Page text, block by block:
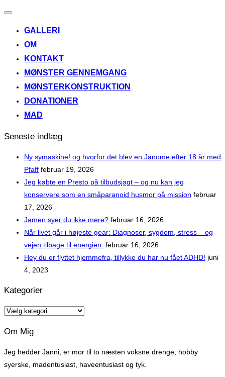
Slå
til/fra
GALLERI
OM
KONTAKT
MØNSTER GENNEMGANG
MØNSTERKONSTRUKTION
DONATIONER
MAD
Seneste indlæg
Ny symaskine! og hvorfor det blev en Janome efter 18 år med
Pfaff februar 19, 2026
Jeg købte en Presto på tilbudsjagt – og nu kan jeg
konservere som en småparanoid husmor på mission februar
17, 2026
Jamen syer du ikke mere? februar 16, 2026
Når livet går i højeste gear: Diagnoser, sygdom, stress – og
vejen tilbage til energien. februar 16, 2026
Hey du er flyttet hjemmefra, tillykke du har nu fået ADHD! juni
4, 2023
Kategorier
Kategorier
Om Mig
Jeg hedder Janni, er mor til to næsten voksne drenge, hobby
syerske, madentusiast, haveentusiast og tyk.